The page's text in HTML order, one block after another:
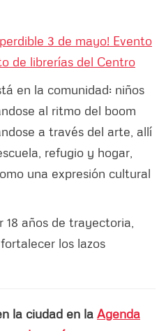
3 de mayo! Evento
de librerías del Centro
en la comunidad: niños
al ritmo del boom
a través del arte, allí
refugio y hogar,
una expresión cultural
años de trayectoria,
los lazos
la ciudad en la Agenda